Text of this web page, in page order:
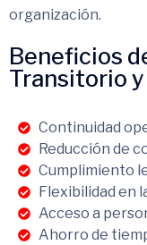
organización.
Beneficios
Transitorio
Continuidad
Reducción de
Cumplimiento
Flexibilidad en
Acceso a
Ahorro de